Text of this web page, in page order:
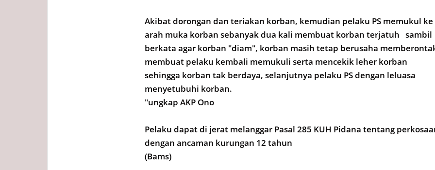
Akibat dorongan dan teriakan korban, kemudian pelaku PS memukul ke
arah muka korban sebanyak dua kali membuat korban terjatuh sambil
berkata agar korban "diam", korban masih tetap berusaha
membuat pelaku kembali memukuli serta mencekik leher korban
sehingga korban tak berdaya, selanjutnya pelaku PS dengan leluasa
menyetubuhi korban.
"ungkap AKP Ono
Pelaku dapat di jerat melanggar Pasal 285 KUH Pidana tentang
dengan ancaman kurungan 12 tahun
(Bams)